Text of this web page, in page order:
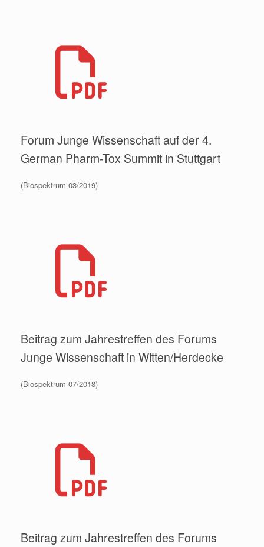
Forum Junge Wissenschaft auf der 4.
German Pharm-Tox Summit in Stuttgart
(Biospektrum 03/2019)
Beitrag zum Jahrestreffen des Forums
Junge Wissenschaft in Witten/Herdecke
(Biospektrum 07/2018)
Beitrag zum Jahrestreffen des Forums